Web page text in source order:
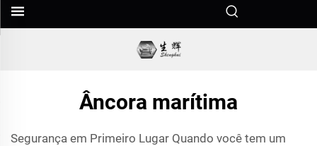
Âncora marítima
Segurança em Primeiro Lugar Quando você tem um